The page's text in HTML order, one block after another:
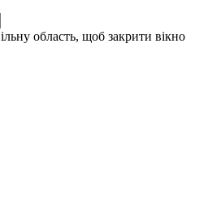
область, щоб закрити вікно